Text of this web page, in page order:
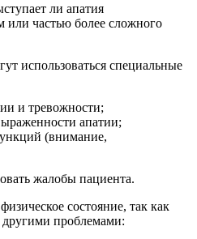
ли апатия
или частью более сложного
использоваться специальные
и тревожности;
апатии;
(внимание,
жалобы пациента.
состояние, так как
другими проблемами: